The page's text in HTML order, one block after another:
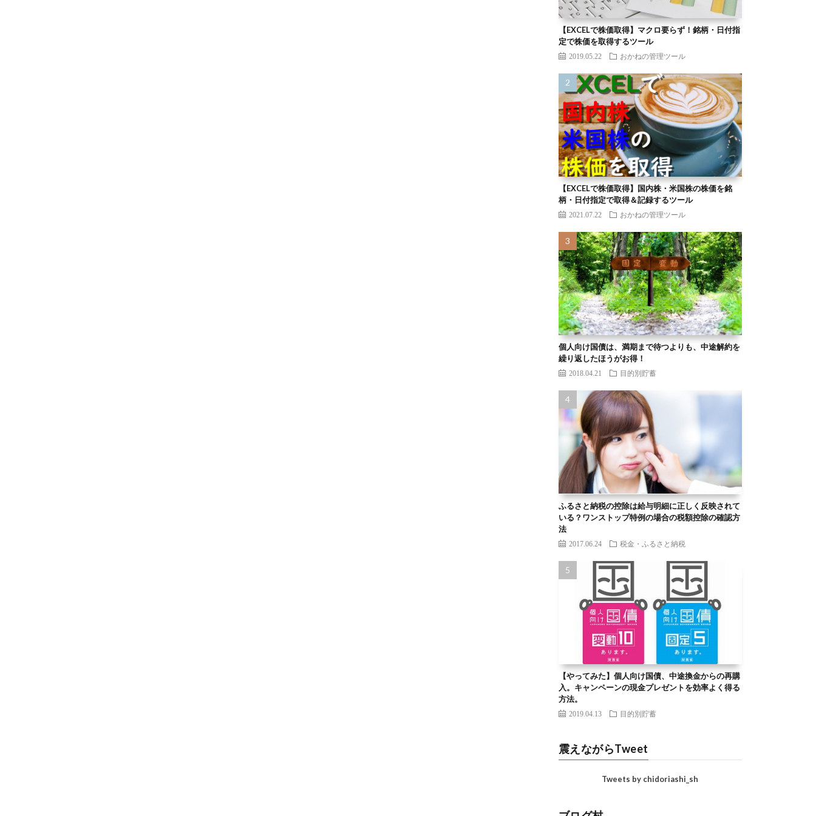
【EXCELで株価取得】マクロ要らず！銘柄・日付指
定で株価を取得するツール
2019.05.22 おかねの管理ツール
【EXCELで株価取得】国内株・米国株の株価を銘
柄・日付指定で取得＆記録するツール
2021.07.22 おかねの管理ツール
個人向け国債は、満期まで待つよりも、中途解約を
繰り返したほうがお得！
2018.04.21 目的別貯蓄
ふるさと納税の控除は給与明細に正しく反映されて
いる？ワンストップ特例の場合の税額控除の確認方
法
2017.06.24 税金・ふるさと納税
【やってみた】個人向け国債、中途換金からの再購
入。キャンペーンの現金プレゼントを効率よく得る
方法。
2019.04.13 目的別貯蓄
震えながらTweet
Tweets by chidoriashi_sh